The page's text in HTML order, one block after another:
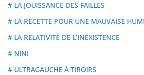
# LA JOUISSANCE DES FAILLES
# LA RECETTE POUR UNE MAUVAISE
# LA RELATIVITÉ DE L’INEXISTENCE
# NINI
# ULTRAGAUCHE À TIROIRS